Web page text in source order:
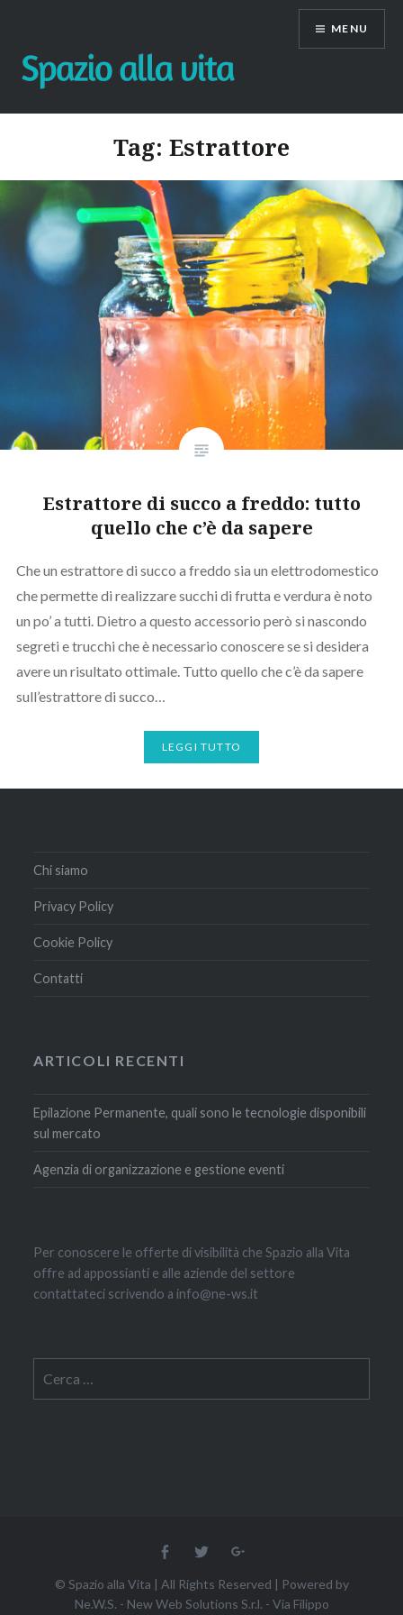
content
MENU
Tag: Estrattore
Estrattore di succo a freddo: tutto
quello che c’è da sapere
Che un estrattore di succo a freddo sia un elettrodomestico
che permette di realizzare succhi di frutta e verdura è noto
un po’ a tutti. Dietro a questo accessorio però si nascondo
segreti e trucchi che è necessario conoscere se si desidera
avere un risultato ottimale. Tutto quello che c’è da sapere
sull’estrattore di succo…
LEGGI TUTTO
Chi siamo
Privacy Policy
Cookie Policy
Contatti
ARTICOLI RECENTI
Epilazione Permanente, quali sono le tecnologie disponibili
sul mercato
Agenzia di organizzazione e gestione eventi
Per conoscere le offerte di visibilità che Spazio alla Vita
offre ad appossianti e alle aziende del settore
contattateci scrivendo a info@ne-ws.it
per:
Facebook
Twitter
© Spazio alla Vita | All Rights Reserved | Powered by
Ne.W.S. - New Web Solutions S.r.l. - Via Filippo